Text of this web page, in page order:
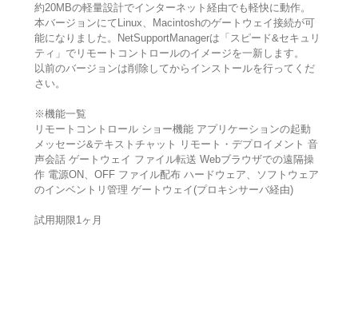
約20MBの軽量設計でインターネット経由でも軽快に動作。
本バージョンにてLinux、Macintoshのゲートウェイ接続が可
能になりました。NetSupportManagerは「スピード&セキュリ
ティ」でリモートコントロールのイメージを一新します。
以前のバージョンは削除してからインストールを行ってくだ
さい。
※機能一覧
リモートコントロール ショー機能 アプリケーションの起動
メッセージ&テキストチャット リモート・デプロイメント 音
声会話 ゲートウェイ ファイル転送 Webブラウザでの遠隔操
作 電源ON、OFF ファイル配布 ハードウェア、ソフトウェア
のインベントリ管理 ゲートウェイ(プロキシサーバ経由)
試用期限1ヶ月